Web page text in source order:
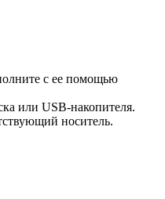
с ее помощью
или USB-накопителя.
носитель.